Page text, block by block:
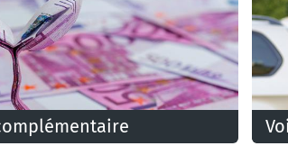
dont l’employeur ou le secteur